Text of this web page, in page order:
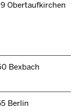
Obertaufkirchen
Bexbach
Berlin